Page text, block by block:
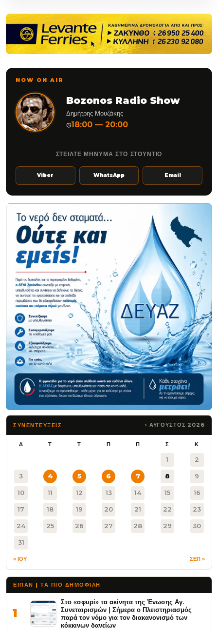
NOW ON AIR
Bozonos Radio Show
Δημήτρης Μουζάκης
◷18:00 — 20:00
ΣΤΕΙΛΤΕ ΜΗΝΥΜΑ ΣΤΟ ΣΤΟΥΝΤΙΟ
Viber WhatsApp Email
ΣΥΝΕΝΤΕΥΞΕΙΣ ΑΥΓΟΥΣΤΟΣ 2026
Δ Τ Τ Π Π Σ Κ
1 2
3 4 5 6 7 8 9
10 11 12 13 14 15 16
17 18 19 20 21 22 23
24 25 26 27 28 29 30
31
« ΙΟΥ ΣΕΠ »
ΕΙΠΑΝ | ΤΑ ΠΙΟ ΔΗΜΟΦΙΛΉ
1
Στο «σφυρί» τα ακίνητα της Ένωσης Αγ.
Συνεταιρισμών | Σήμερα ο Πλειστηριασμός
παρά τον νόμο για τον διακανονισμό των
κόκκινων δανείων